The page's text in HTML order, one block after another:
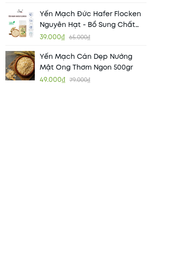
Yến Mạch Đức Hafer Flocken
Nguyên Hạt - Bổ Sung Chất
Sơ, Vitamin, Hạt Ngũ Cốc
39.000₫ 65.000₫
Yến Mạch Cán Dẹp Nướng
Mật Ong Thơm Ngon 500gr
49.000₫ 79.000₫